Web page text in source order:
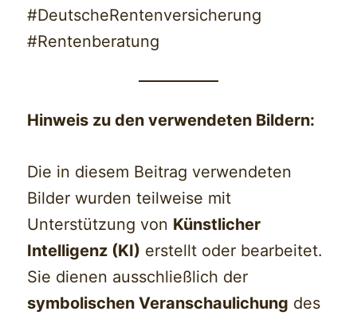
#DeutscheRentenversicherung
#Rentenberatung
Hinweis zu den verwendeten Bildern:
Die in diesem Beitrag verwendeten
Bilder wurden teilweise mit
Unterstützung von Künstlicher
Intelligenz (KI) erstellt oder bearbeitet.
Sie dienen ausschließlich der
symbolischen Veranschaulichung des